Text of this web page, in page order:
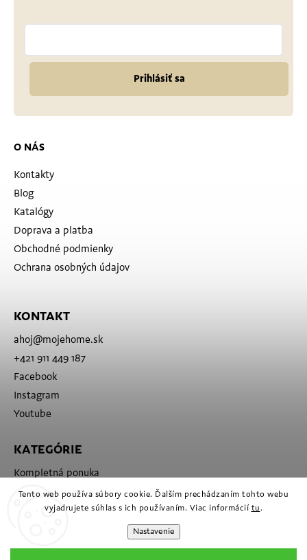
Tento web používa súbory cookie. Ďalším prechádzaním tohto webu
vyjadrujete súhlas s ich používaním. Viac informácií tu.
Nastavenie
O NÁS
Kontakty
Blog
Katalógy
Doprava a platba
Obchodné podmienky
Ochrana osobných údajov
KONTAKT
ahoj@mojehome.sk
+421 911 449 187
Facebook
Instagram
Youtube
Prihlásiť sa
KATEGÓRIE
Kompletná ponuka
Značky